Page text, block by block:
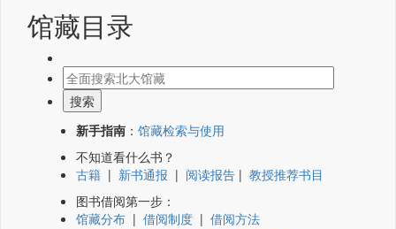
馆藏目录
新手指南 ： 馆藏检索与使用
不知道看什么书？
古籍 | 新书通报 | 阅读报告 | 教授推荐书目
图书借阅第一步：
馆藏分布 | 借阅制度 | 借阅方法